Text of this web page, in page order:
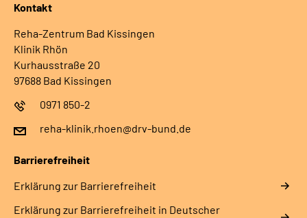
Kontakt
Reha-Zentrum Bad Kissingen
Klinik Rhön
Kurhausstraße 20
97688 Bad Kissingen
0971 850-2
reha-klinik.rhoen@drv-bund.de
Barrierefreiheit
Erklärung zur Barrierefreiheit
Erklärung zur Barrierefreiheit in Deutscher